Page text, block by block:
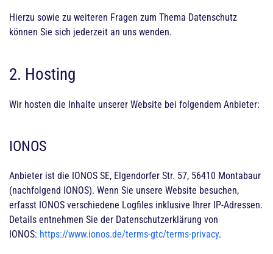
Hierzu sowie zu weiteren Fragen zum Thema Datenschutz
können Sie sich jederzeit an uns wenden.
2. Hosting
Wir hosten die Inhalte unserer Website bei folgendem Anbieter:
IONOS
Anbieter ist die IONOS SE, Elgendorfer Str. 57, 56410 Montabaur
(nachfolgend IONOS). Wenn Sie unsere Website besuchen,
erfasst IONOS verschiedene Logfiles inklusive Ihrer IP-Adressen.
Details entnehmen Sie der Datenschutzerklärung von
IONOS: https://www.ionos.de/terms-gtc/terms-privacy.